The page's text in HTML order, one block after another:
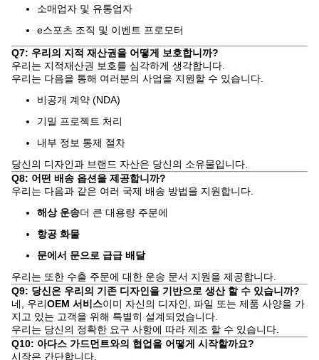
소매업자 및 유통업자
e스포츠 조직 및 이벤트 프로모터
Q7: 우리의 지적 재산권을 어떻게 보호합니까?
우리는 지적재산권 보호를 심각하게 생각합니다.
우리는 다음을 통해 여러분의 사업을 지원할 수 있습니다.
비공개 계약 (NDA)
기밀 프로젝트 처리
내부 정보 통제 절차
당신의 디자인과 브랜드 자산은 당신의 소유물입니다.
Q8: 어떤 배송 옵션을 제공합니까?
우리는 다음과 같은 여러 국제 배송 방법을 지원합니다.
해상 운송더 큰 대용량 주문에
항공 화물
문에서 문으로 급급 배달
우리는 또한 수출 주문에 대한 운송 문서 지원을 제공합니다.
Q9: 당신은 우리의 기존 디자인을 기반으로 생산 할 수 있습니까?
네, 우리OEM 서비스이미 자신의 디자인, 파일 또는 제품 사양을 가
지고 있는 고객을 위해 특별히 설계되었습니다.
우리는 당신의 정확한 요구 사항에 따라 제조 할 수 있습니다.
Q10: 아다스 가드먼트와의 협업을 어떻게 시작할까요?
시작은 간단합니다.